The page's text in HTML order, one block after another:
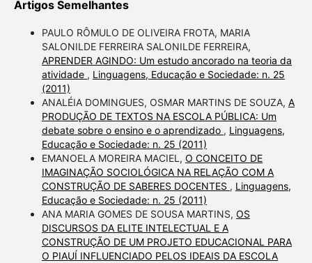
Artigos Semelhantes
PAULO RÔMULO DE OLIVEIRA FROTA, MARIA
SALONILDE FERREIRA SALONILDE FERREIRA,
APRENDER AGINDO: Um estudo ancorado na teoria da
atividade , Linguagens, Educação e Sociedade: n. 25
(2011)
ANALÉIA DOMINGUES, OSMAR MARTINS DE SOUZA, A
PRODUÇÃO DE TEXTOS NA ESCOLA PÚBLICA: Um
debate sobre o ensino e o aprendizado , Linguagens,
Educação e Sociedade: n. 25 (2011)
EMANOELA MOREIRA MACIEL, O CONCEITO DE
IMAGINAÇÃO SOCIOLÓGICA NA RELAÇÃO COM A
CONSTRUÇÃO DE SABERES DOCENTES , Linguagens,
Educação e Sociedade: n. 25 (2011)
ANA MARIA GOMES DE SOUSA MARTINS, OS
DISCURSOS DA ELITE INTELECTUAL E A
CONSTRUÇÃO DE UM PROJETO EDUCACIONAL PARA
O PIAUÍ INFLUENCIADO PELOS IDEAIS DA ESCOLA